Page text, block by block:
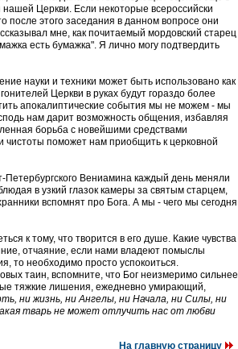
Церкви. Если некоторые всероссийски
после этого заседания в данном вопросе они
мне, как почитаемый мордовский старец
есть бумажка". Я лично могу подтвердить
науки и техники может быть использовано как
Церкви в руках будут гораздо более
апокалиптические события мы не можем - мы
нам дарит возможность общения, избавляя
борьба с новейшими средствами
чистоты поможет нам приобщить к церковной
Петербургского Вениамина каждый день меняли
в узкий глазок камеры за святым старцем,
вспомнят про Бога. А мы - чего мы сегодня
к тому, что творится в его душе. Какие чувства
отчаяние, если нами владеют помыслы
то необходимо просто успокоиться.
таин, вспомните, что Бог неизмеримо сильнее
тяжкие лишения, ежедневно умирающий,
ни жизнь, ни Ангелы, ни Начала, ни Силы, ни
тварь не может отлучить нас от любви
На главную страницу